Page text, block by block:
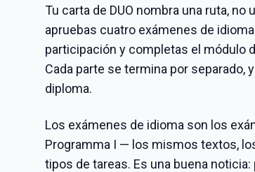
Tu carta de DUO nombra una ruta, no
apruebas cuatro exámenes de
participación y completas el módulo
Cada parte se termina por separado,
diploma.
Los exámenes de idioma son los
Programma I — los mismos textos,
tipos de tareas. Es una buena